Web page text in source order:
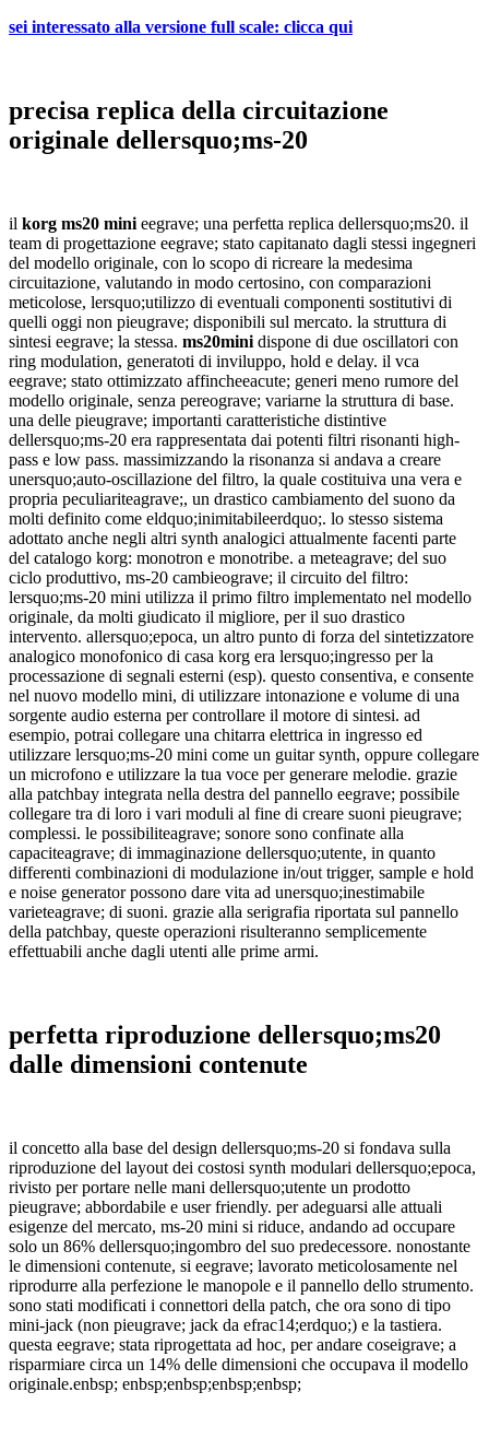
sei interessato alla versione full scale: clicca qui
precisa replica della circuitazione
originale dellersquo;ms-20
il korg ms20 mini eegrave; una perfetta replica dellersquo;ms20. il
team di progettazione eegrave; stato capitanato dagli stessi ingegneri
del modello originale, con lo scopo di ricreare la medesima
circuitazione, valutando in modo certosino, con comparazioni
meticolose, lersquo;utilizzo di eventuali componenti sostitutivi di
quelli oggi non pieugrave; disponibili sul mercato. la struttura di
sintesi eegrave; la stessa. ms20mini dispone di due oscillatori con
ring modulation, generatoti di inviluppo, hold e delay. il vca
eegrave; stato ottimizzato affincheeacute; generi meno rumore del
modello originale, senza pereograve; variarne la struttura di base.
una delle pieugrave; importanti caratteristiche distintive
dellersquo;ms-20 era rappresentata dai potenti filtri risonanti high-
pass e low pass. massimizzando la risonanza si andava a creare
unersquo;auto-oscillazione del filtro, la quale costituiva una vera e
propria peculiariteagrave;, un drastico cambiamento del suono da
molti definito come eldquo;inimitabileerdquo;. lo stesso sistema
adottato anche negli altri synth analogici attualmente facenti parte
del catalogo korg: monotron e monotribe. a meteagrave; del suo
ciclo produttivo, ms-20 cambieograve; il circuito del filtro:
lersquo;ms-20 mini utilizza il primo filtro implementato nel modello
originale, da molti giudicato il migliore, per il suo drastico
intervento. allersquo;epoca, un altro punto di forza del sintetizzatore
analogico monofonico di casa korg era lersquo;ingresso per la
processazione di segnali esterni (esp). questo consentiva, e consente
nel nuovo modello mini, di utilizzare intonazione e volume di una
sorgente audio esterna per controllare il motore di sintesi. ad
esempio, potrai collegare una chitarra elettrica in ingresso ed
utilizzare lersquo;ms-20 mini come un guitar synth, oppure collegare
un microfono e utilizzare la tua voce per generare melodie. grazie
alla patchbay integrata nella destra del pannello eegrave; possibile
collegare tra di loro i vari moduli al fine di creare suoni pieugrave;
complessi. le possibiliteagrave; sonore sono confinate alla
capaciteagrave; di immaginazione dellersquo;utente, in quanto
differenti combinazioni di modulazione in/out trigger, sample e hold
e noise generator possono dare vita ad unersquo;inestimabile
varieteagrave; di suoni. grazie alla serigrafia riportata sul pannello
della patchbay, queste operazioni risulteranno semplicemente
effettuabili anche dagli utenti alle prime armi.
perfetta riproduzione dellersquo;ms20
dalle dimensioni contenute
il concetto alla base del design dellersquo;ms-20 si fondava sulla
riproduzione del layout dei costosi synth modulari dellersquo;epoca,
rivisto per portare nelle mani dellersquo;utente un prodotto
pieugrave; abbordabile e user friendly. per adeguarsi alle attuali
esigenze del mercato, ms-20 mini si riduce, andando ad occupare
solo un 86% dellersquo;ingombro del suo predecessore. nonostante
le dimensioni contenute, si eegrave; lavorato meticolosamente nel
riprodurre alla perfezione le manopole e il pannello dello strumento.
sono stati modificati i connettori della patch, che ora sono di tipo
mini-jack (non pieugrave; jack da efrac14;erdquo;) e la tastiera.
questa eegrave; stata riprogettata ad hoc, per andare coseigrave; a
risparmiare circa un 14% delle dimensioni che occupava il modello
originale.enbsp; enbsp;enbsp;enbsp;enbsp;